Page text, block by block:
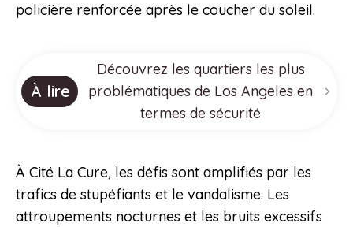
policière renforcée après le coucher du soleil.
À lire
Découvrez les quartiers les plus
problématiques de Los Angeles en
termes de sécurité
À Cité La Cure, les défis sont amplifiés par les
trafics de stupéfiants et le vandalisme. Les
attroupements nocturnes et les bruits excessifs